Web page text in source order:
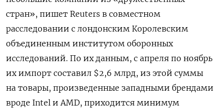
стран», пишет Reuters в совместном
расследовании с лондонским Королевским
объединенным институтом оборонных
исследований. По их данным, с апреля по ноябрь
их импорт составил $2,6 млрд, из этой суммы
на товары, произведенные западными брендами
вроде Intel и AMD, приходится минимум